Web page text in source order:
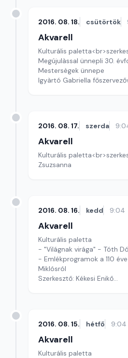
2016. 08. 18. csütörtök
Akvarell
Kulturális
Megújulàssal ünnepli 30.
Mestersègek ünnepe
Igyàrtó Gabriella
2016. 08. 17. szerda
Akvarell
Kulturális
Zsuzsanna
2016. 08. 16. kedd 9:04
Akvarell
Kulturális paletta
- "Világnak virága" - Tóth
- Emlékprogramok a 110
Miklósról
Szerkesztő: Kékesi Enikő
2016. 08. 15. hétfő 9:04
Akvarell
Kulturális paletta